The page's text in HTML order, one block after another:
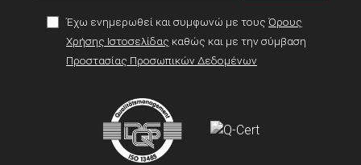
Έχω ενημερωθεί και συμφωνώ με τους Όρους
Χρήσης Ιστοσελίδας καθώς και με την σύμβαση
Προστασίας Προσωπικών Δεδομένων